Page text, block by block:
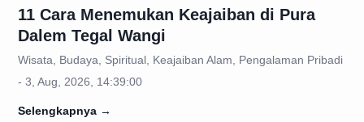
11 Cara Menemukan Keajaiban di Pura
Dalem Tegal Wangi
Wisata, Budaya, Spiritual, Keajaiban Alam, Pengalaman Pribadi
- 3, Aug, 2026, 14:39:00
Selengkapnya →